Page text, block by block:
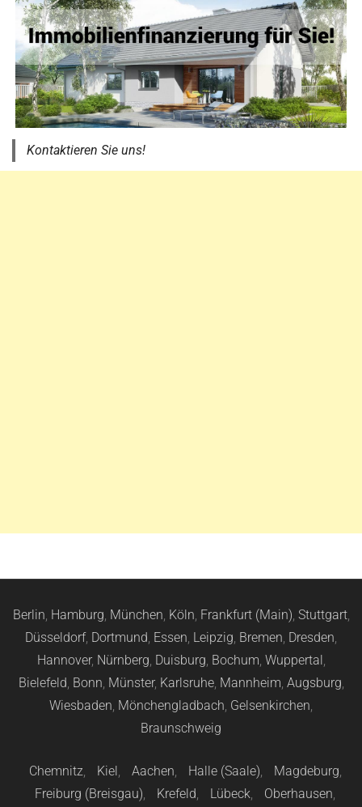
Kontaktieren Sie uns!
Berlin, Hamburg, München, Köln, Frankfurt (Main), Stuttgart,
Düsseldorf, Dortmund, Essen, Leipzig, Bremen, Dresden,
Hannover, Nürnberg, Duisburg, Bochum, Wuppertal,
Bielefeld, Bonn, Münster, Karlsruhe, Mannheim, Augsburg,
Wiesbaden, Mönchengladbach, Gelsenkirchen,
Braunschweig
Chemnitz, Kiel, Aachen, Halle (Saale), Magdeburg,
Freiburg (Breisgau), Krefeld, Lübeck, Oberhausen,